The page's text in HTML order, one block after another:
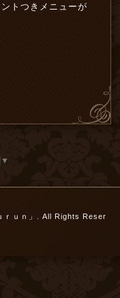
トつきメニューが
▼
ｕｎ」 . All Rights Reser